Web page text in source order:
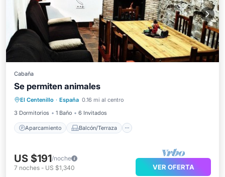
Cabaña
Se permiten animales
El Centenillo · España 0.16 mi al centro
3 Dormitorios
1 Baño 6 Invitados
Aparcamiento Balcón/Terraza
Aparcamiento
Cocina
TV
US $191/noche
7 noches - US $1,340 VER OFERTA